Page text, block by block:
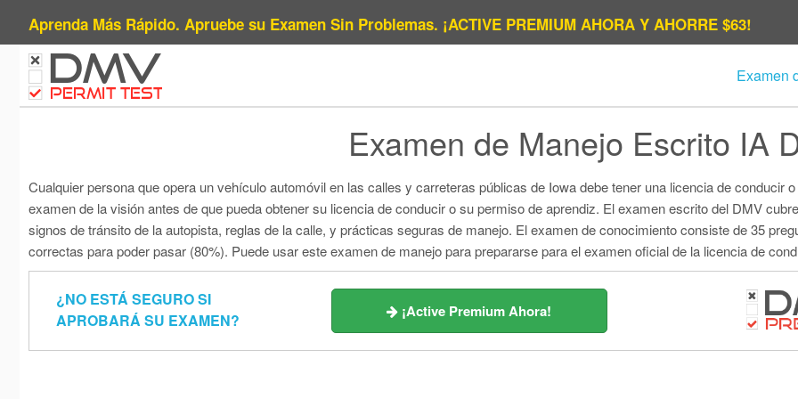
Aprenda Más Rápido. Apruebe su Examen Sin Problemas. ¡ACTIVE PREMIUM AHORA Y AHORRE $63!
DMV
PERMIT TEST
Examen
Examen de Manejo Escrito IA
Cualquier persona que opera un vehículo automóvil en las calles y carreteras públicas de Iowa debe tener una licencia de conducir
examen de la visión antes de que pueda obtener su licencia de conducir o su permiso de aprendiz. El examen escrito del DMV
signos de tránsito de la autopista, reglas de la calle, y prácticas seguras de manejo. El examen de conocimiento consiste de 35
correctas para poder pasar (80%). Puede usar este examen de manejo para prepararse para el examen oficial de la licencia de
¿NO ESTÁ SEGURO SI
APROBARÁ SU EXAMEN?
¡Active Premium Ahora!